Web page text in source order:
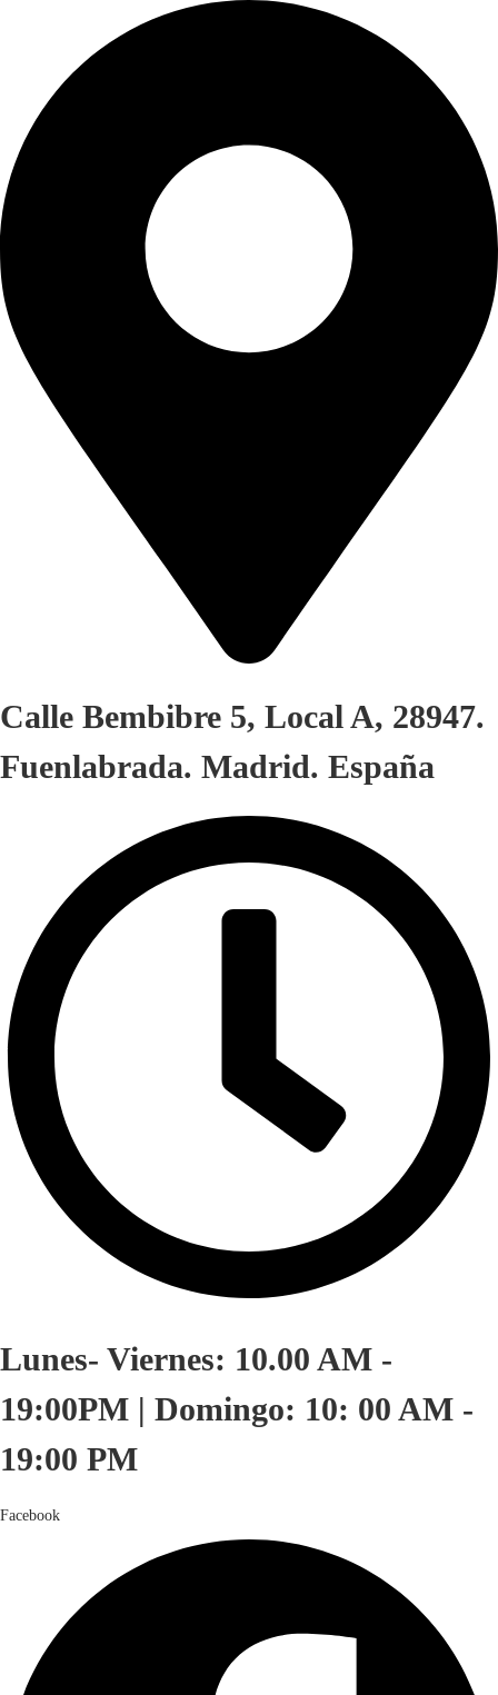
Calle Bembibre 5, Local A, 28947.
Fuenlabrada. Madrid. España
Lunes- Viernes: 10.00 AM -
19:00PM | Domingo: 10: 00 AM -
19:00 PM
Facebook